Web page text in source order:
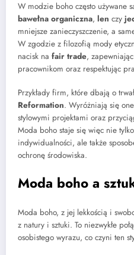
W modzie boho często używane
bawełna organiczna, len czy
mniejsze zanieczyszczenie, a
W zgodzie z filozofią mody
nacisk na fair trade,
pracownikom oraz respektując
Przykłady firm, które dbają o
Reformation. Wyróżniają się
stylowymi projektami oraz
Moda boho staje się więc nie
indywidualności, ale także
ochronę środowiska.
Moda boho a
Moda boho, z jej lekkością i
z natury i sztuki. To niezwykłe
osobistego wyrazu, co czyni ten